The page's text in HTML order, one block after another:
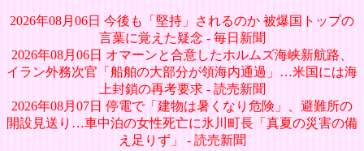
2026年08月06日 今後も「堅持」されるのか 被爆国トップの
言葉に覚えた疑念 - 毎日新聞
2026年08月06日 オマーンと合意したホルムズ海峡新航路、
イラン外務次官「船舶の大部分が領海内通過」…米国には海
上封鎖の再考要求 - 読売新聞
2026年08月07日 停電で「建物は暑くなり危険」、避難所の
開設見送り…車中泊の女性死亡に氷川町長「真夏の災害の備
え足りず」 - 読売新聞